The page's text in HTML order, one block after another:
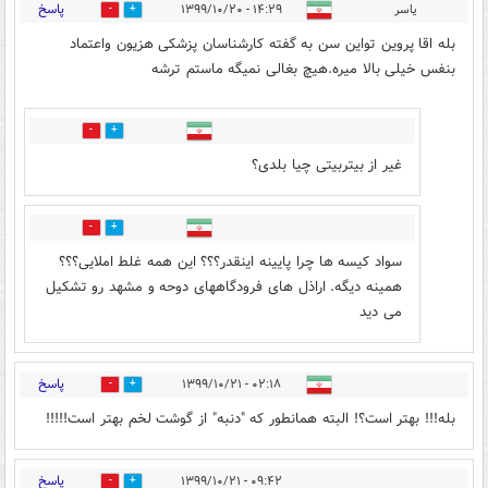
یاسر ۱۴:۲۹ - ۱۳۹۹/۱۰/۲۰ 8 پاسخ
بله اقا پروین تواین سن به گفته کارشناسان پزشکی هزیون واعتماد
بنفس خیلی بالا میره.هیچ بغالی نمیگه ماستم ترشه
4
غیر از بیتربیتی چیا بلدی؟
5
سواد کیسه ها چرا پایینه اینقدر؟؟؟ این همه غلط املایی؟؟؟
همینه دیگه. اراذل های فرودگاههای دوحه و مشهد رو تشکیل
می دید
۰۲:۱۸ - ۱۳۹۹/۱۰/۲۱ 1 پاسخ
بله!!! بهتر است؟! البته همانطور که "دنبه" از گوشت لخم بهتر است!!!!!
۰۹:۴۲ - ۱۳۹۹/۱۰/۲۱ 1 پاسخ